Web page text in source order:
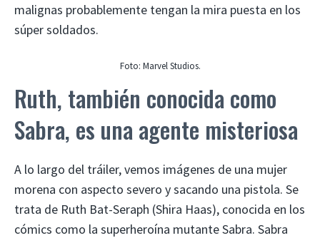
malignas probablemente tengan la mira puesta en los
súper soldados.
Foto: Marvel Studios.
Ruth, también conocida como
Sabra, es una agente misteriosa
A lo largo del tráiler, vemos imágenes de una mujer
morena con aspecto severo y sacando una pistola. Se
trata de Ruth Bat-Seraph (Shira Haas), conocida en los
cómics como la superheroína mutante Sabra. Sabra